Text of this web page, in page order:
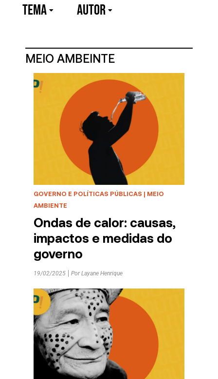
TEMA Autor
MEIO AMBEINTE
GOVERNO E POLÍTICAS PÚBLICAS | MEIO
AMBIENTE
Ondas de calor: causas,
impactos e medidas do
governo
19/02/2025 Por Layane Henrique